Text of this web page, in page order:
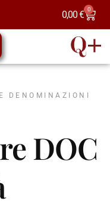
0,00€ 0
DENOMINAZIONI
DOC